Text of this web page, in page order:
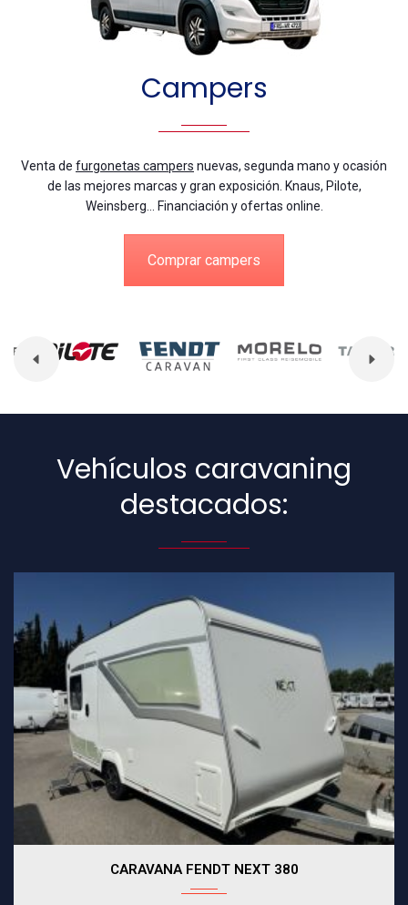
Campers
Venta de furgonetas campers nuevas, segunda mano y ocasión
de las mejores marcas y gran exposición. Knaus, Pilote,
Weinsberg… Financiación y ofertas online.
Comprar campers
Vehículos caravaning
destacados:
CARAVANA FENDT NEXT 380